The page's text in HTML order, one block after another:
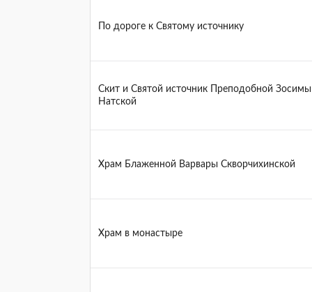
По дороге к Святому источнику
Скит и Святой источник Преподобной Зосимы
Натской
Храм Блаженной Варвары Скворчихинской
Храм в монастыре